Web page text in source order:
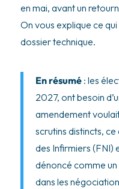
en mai, avant un
On vous explique ce
dossier technique.
En résumé: les
2027, ont besoin
amendement
scrutins distincts,
des Infirmiers (FNI)
dénoncé comme
dans les